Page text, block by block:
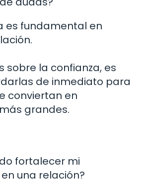
es fundamental en
sobre la confianza, es
de inmediato para
conviertan en
grandes.
fortalecer mi
una relación?